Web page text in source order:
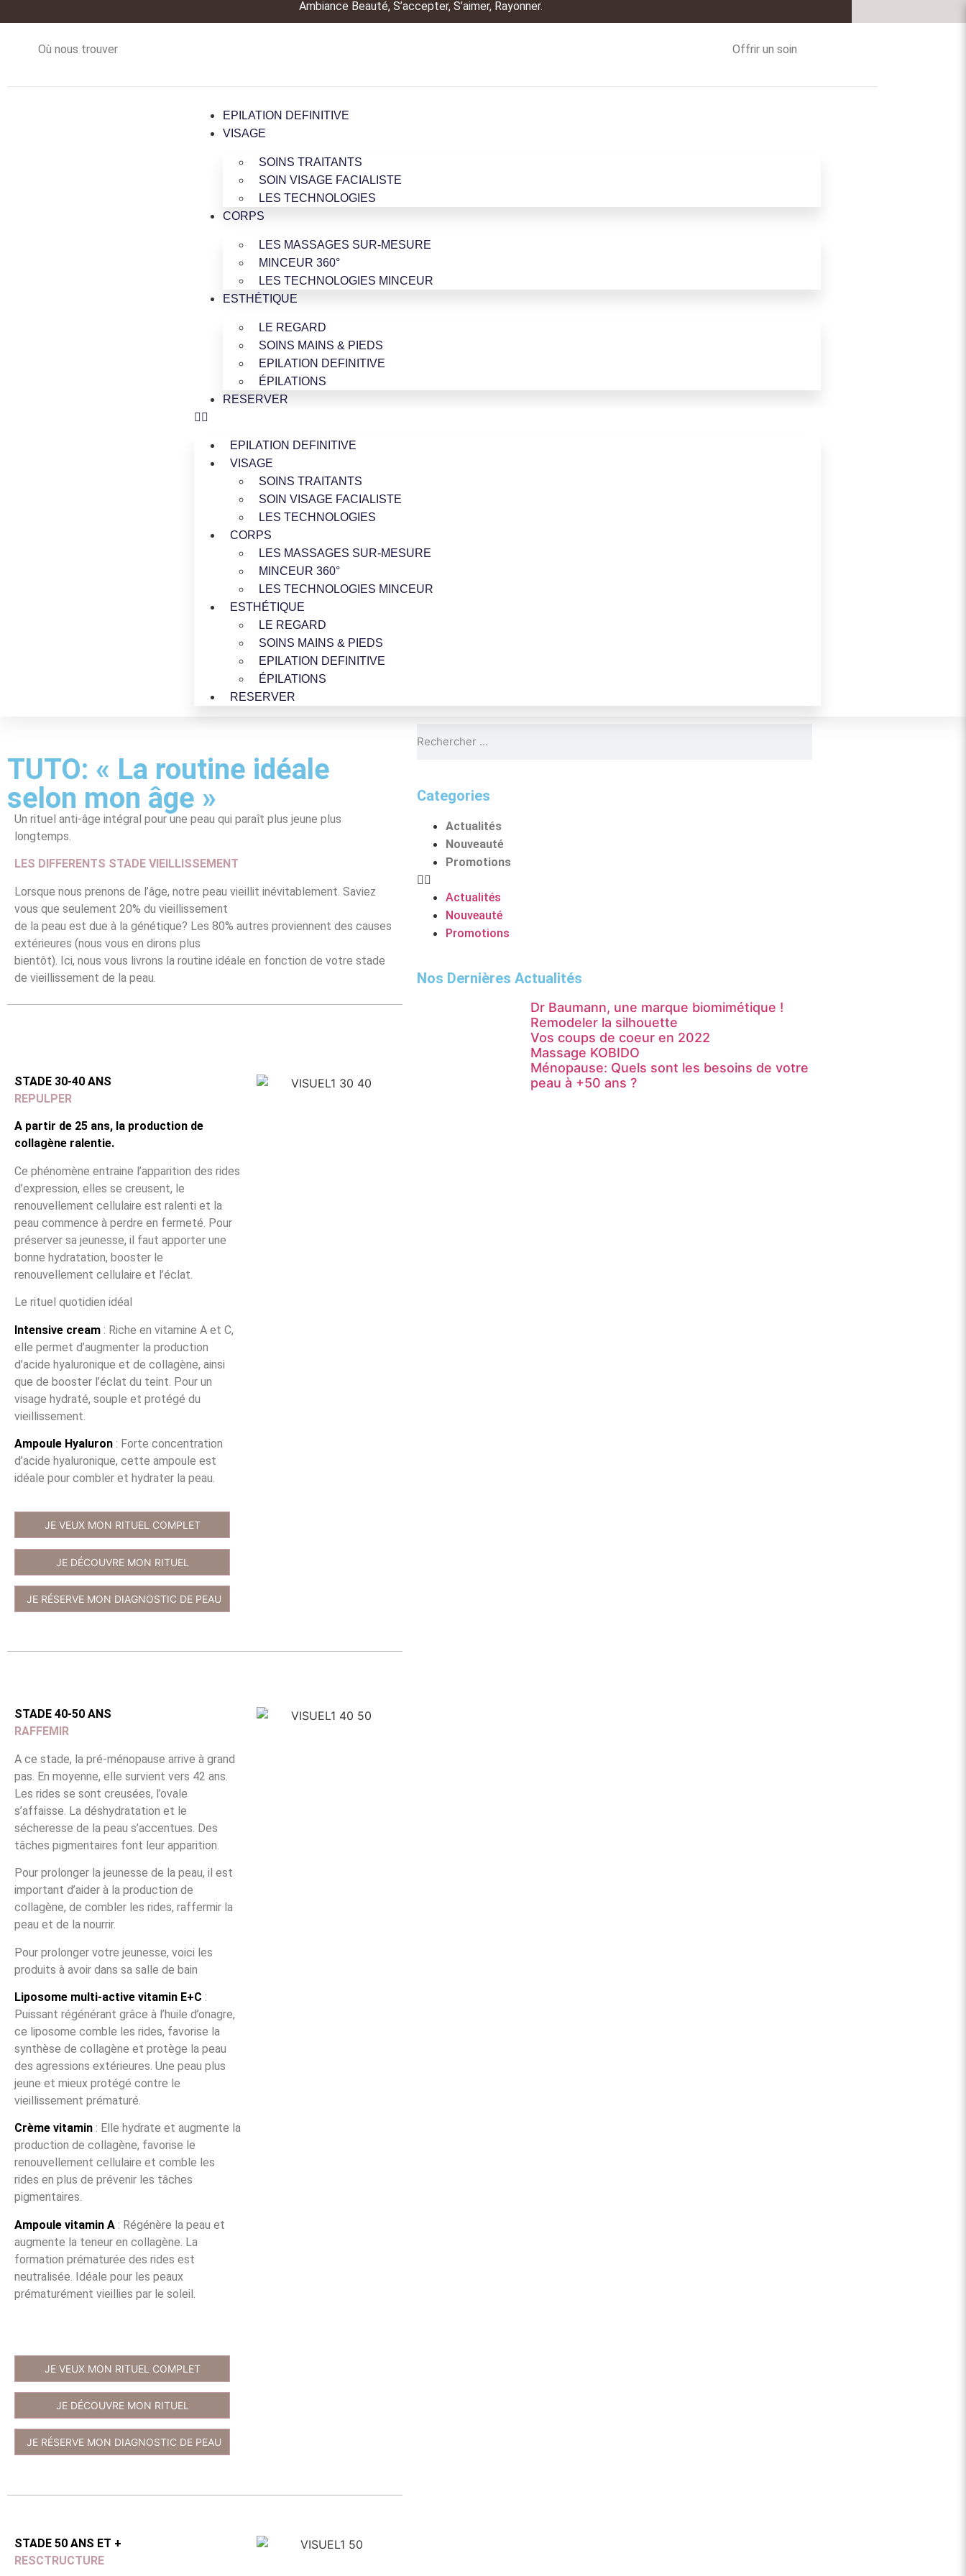
Ambiance Beauté, S’accepter, S’aimer, Rayonner.
Où nous trouver Offrir un soin
EPILATION DEFINITIVE
VISAGE
SOINS TRAITANTS
SOIN VISAGE FACIALISTE
LES TECHNOLOGIES
CORPS
LES MASSAGES SUR-MESURE
MINCEUR 360°
LES TECHNOLOGIES MINCEUR
ESTHÉTIQUE
LE REGARD
SOINS MAINS & PIEDS
EPILATION DEFINITIVE
ÉPILATIONS
RESERVER
EPILATION DEFINITIVE
VISAGE
SOINS TRAITANTS
SOIN VISAGE FACIALISTE
LES TECHNOLOGIES
CORPS
LES MASSAGES SUR-MESURE
MINCEUR 360°
LES TECHNOLOGIES MINCEUR
ESTHÉTIQUE
LE REGARD
SOINS MAINS & PIEDS
EPILATION DEFINITIVE
ÉPILATIONS
RESERVER
TUTO: « La routine idéale
selon mon âge »
Un rituel anti-âge intégral pour une peau qui paraît plus jeune plus
longtemps.
LES DIFFERENTS STADE VIEILLISSEMENT
Lorsque nous prenons de l’âge, notre peau vieillit inévitablement. Saviez
vous que seulement 20% du vieillissement
de la peau est due à la génétique? Les 80% autres proviennent des causes
extérieures (nous vous en dirons plus
bientôt). Ici, nous vous livrons la routine idéale en fonction de votre stade
de vieillissement de la peau.
STADE 30-40 ANS
REPULPER
A partir de 25 ans, la production de
collagène ralentie.
Ce phénomène entraine l’apparition des rides
d’expression, elles se creusent, le
renouvellement cellulaire est ralenti et la
peau commence à perdre en fermeté. Pour
préserver sa jeunesse, il faut apporter une
bonne hydratation, booster le
renouvellement cellulaire et l’éclat.
Le rituel quotidien idéal
Intensive cream : Riche en vitamine A et C,
elle permet d’augmenter la production
d’acide hyaluronique et de collagène, ainsi
que de booster l’éclat du teint. Pour un
visage hydraté, souple et protégé du
vieillissement.
Ampoule Hyaluron : Forte concentration
d’acide hyaluronique, cette ampoule est
idéale pour combler et hydrater la peau.
JE VEUX MON RITUEL COMPLET
JE DÉCOUVRE MON RITUEL
JE RÉSERVE MON DIAGNOSTIC DE PEAU
STADE 40-50 ANS
RAFFEMIR
A ce stade, la pré-ménopause arrive à grand
pas. En moyenne, elle survient vers 42 ans.
Les rides se sont creusées, l’ovale
s’affaisse. La déshydratation et le
sécheresse de la peau s’accentues. Des
tâches pigmentaires font leur apparition.
Pour prolonger la jeunesse de la peau, il est
important d’aider à la production de
collagène, de combler les rides, raffermir la
peau et de la nourrir.
Pour prolonger votre jeunesse, voici les
produits à avoir dans sa salle de bain
Liposome multi-active vitamin E+C :
Puissant régénérant grâce à l’huile d’onagre,
ce liposome comble les rides, favorise la
synthèse de collagène et protège la peau
des agressions extérieures. Une peau plus
jeune et mieux protégé contre le
vieillissement prématuré.
Crème vitamin : Elle hydrate et augmente la
production de collagène, favorise le
renouvellement cellulaire et comble les
rides en plus de prévenir les tâches
pigmentaires.
Ampoule vitamin A : Régénère la peau et
augmente la teneur en collagène. La
formation prématurée des rides est
neutralisée. Idéale pour les peaux
prématurément vieillies par le soleil.
JE VEUX MON RITUEL COMPLET
JE DÉCOUVRE MON RITUEL
JE RÉSERVE MON DIAGNOSTIC DE PEAU
STADE 50 ANS ET +
RESCTRUCTURE
Categories
Actualités
Nouveauté
Promotions
Actualités
Nouveauté
Promotions
Nos Dernières Actualités
Dr Baumann, une marque biomimétique !
Remodeler la silhouette
Vos coups de coeur en 2022
Massage KOBIDO
Ménopause: Quels sont les besoins de votre
peau à +50 ans ?